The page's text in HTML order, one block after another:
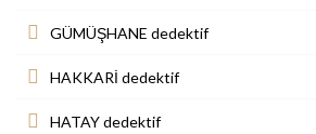
GÜMÜŞHANE dedektif
HAKKARİ dedektif
HATAY dedektif